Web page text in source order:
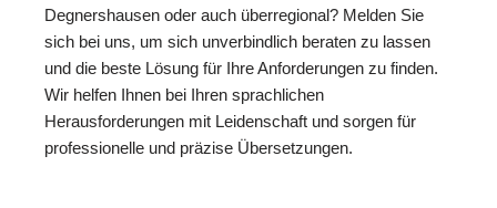
Degnershausen oder auch überregional? Melden Sie
sich bei uns, um sich unverbindlich beraten zu lassen
und die beste Lösung für Ihre Anforderungen zu finden.
Wir helfen Ihnen bei Ihren sprachlichen
Herausforderungen mit Leidenschaft und sorgen für
professionelle und präzise Übersetzungen.